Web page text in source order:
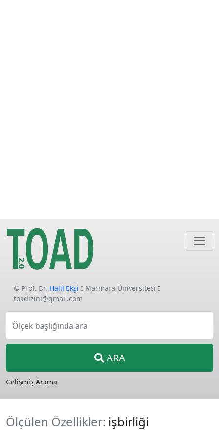
© Prof. Dr. Halil Ekşi I Marmara Üniversitesi I
toadizini@gmail.com
Ölçek başlığında ara
ARA
Gelişmiş Arama
Ölçülen Özellikler: işbirliği